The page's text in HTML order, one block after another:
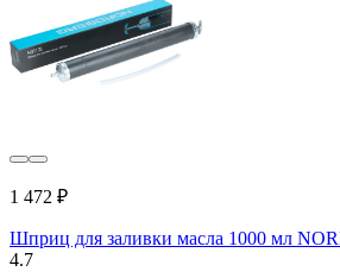
1 472 ₽
Шприц для заливки масла 1000 мл
4.7